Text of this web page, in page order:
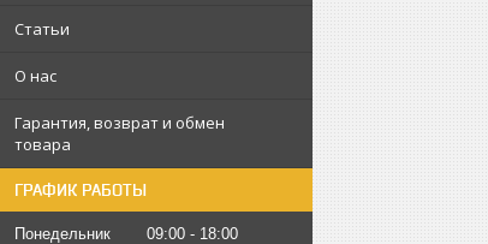
Статьи
О нас
Гарантия, возврат и обмен
товара
ГРАФИК РАБОТЫ
Понедельник 09:00
18:00